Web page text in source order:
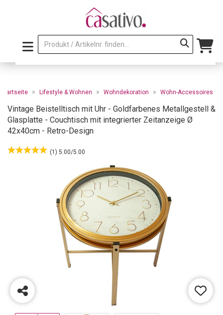
Startseite » Lifestyle & Wohnen » Wohndekoration » Wohn-Accessoires
Vintage Beistelltisch mit Uhr - Goldfarbenes Metallgestell &
Glasplatte - Couchtisch mit integrierter Zeitanzeige Ø
42x40cm - Retro-Design
(1) 5.00/5.00